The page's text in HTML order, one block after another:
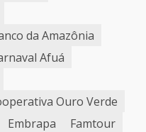
da Amazônia
Afuá
Ouro Verde
Embrapa
Famtour